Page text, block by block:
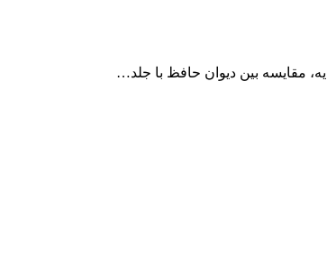
مقایسه بین دیوان حافظ با جلد…